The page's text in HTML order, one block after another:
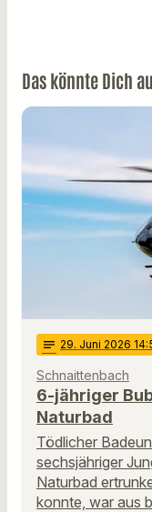
Das könnte Dich
notes 29. Juni 2026
Schnaittenbach
6-jähriger
Naturbad
Tödlicher
sechsjähriger
Naturbad
konnte, war aus